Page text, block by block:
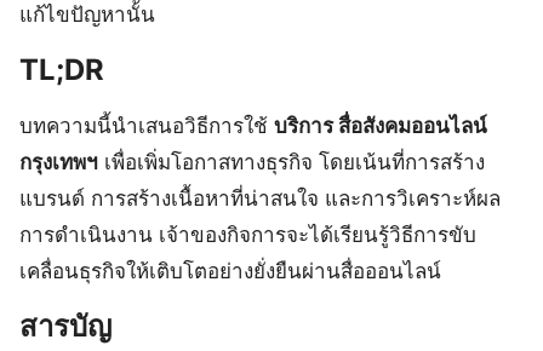
แก้ไขปัญหานั้น
TL;DR
บทความนี้นำเสนอวิธีการใช้ บริการ สื่อสังคมออนไลน์
กรุงเทพฯ เพื่อเพิ่มโอกาสทางธุรกิจ โดยเน้นที่การสร้าง
แบรนด์ การสร้างเนื้อหาที่น่าสนใจ และการวิเคราะห์ผล
การดำเนินงาน เจ้าของกิจการจะได้เรียนรู้วิธีการขับ
เคลื่อนธุรกิจให้เติบโตอย่างยั่งยืนผ่านสื่อออนไลน์
สารบัญ